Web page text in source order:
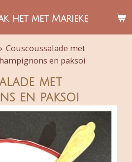
het met Marieke
Couscoussalade met
en paksoi
met
en paksoi